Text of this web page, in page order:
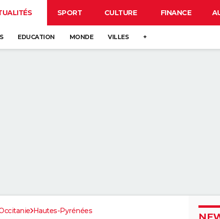
SPORT CULTURE FINANCE
EDUCATION MONDE VILLES +
Hautes-Pyrénées